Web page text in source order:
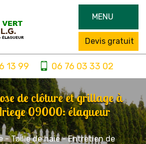
MENU
Devis gratuit
13 99 06 76 03 33 02
de clôture et grillage à
09000: élagueur
- Taille de haie - Entretien de